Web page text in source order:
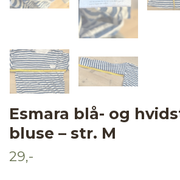
Esmara blå- og
bluse – str. M
29,-